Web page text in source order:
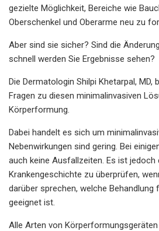
gezielte Möglichkeit, Bereiche wie
Oberschenkel und Oberarme neu zu
Aber sind sie sicher? Sind die
schnell werden Sie Ergebnisse sehen?
Die Dermatologin Shilpi Khetarpal, MD,
Fragen zu diesen minimalinvasiven
Körperformung.
Dabei handelt es sich um
Nebenwirkungen sind gering. Bei
auch keine Ausfallzeiten. Es ist jedoch
Krankengeschichte zu überprüfen,
darüber sprechen, welche Behandlung
geeignet ist.
Alle Arten von